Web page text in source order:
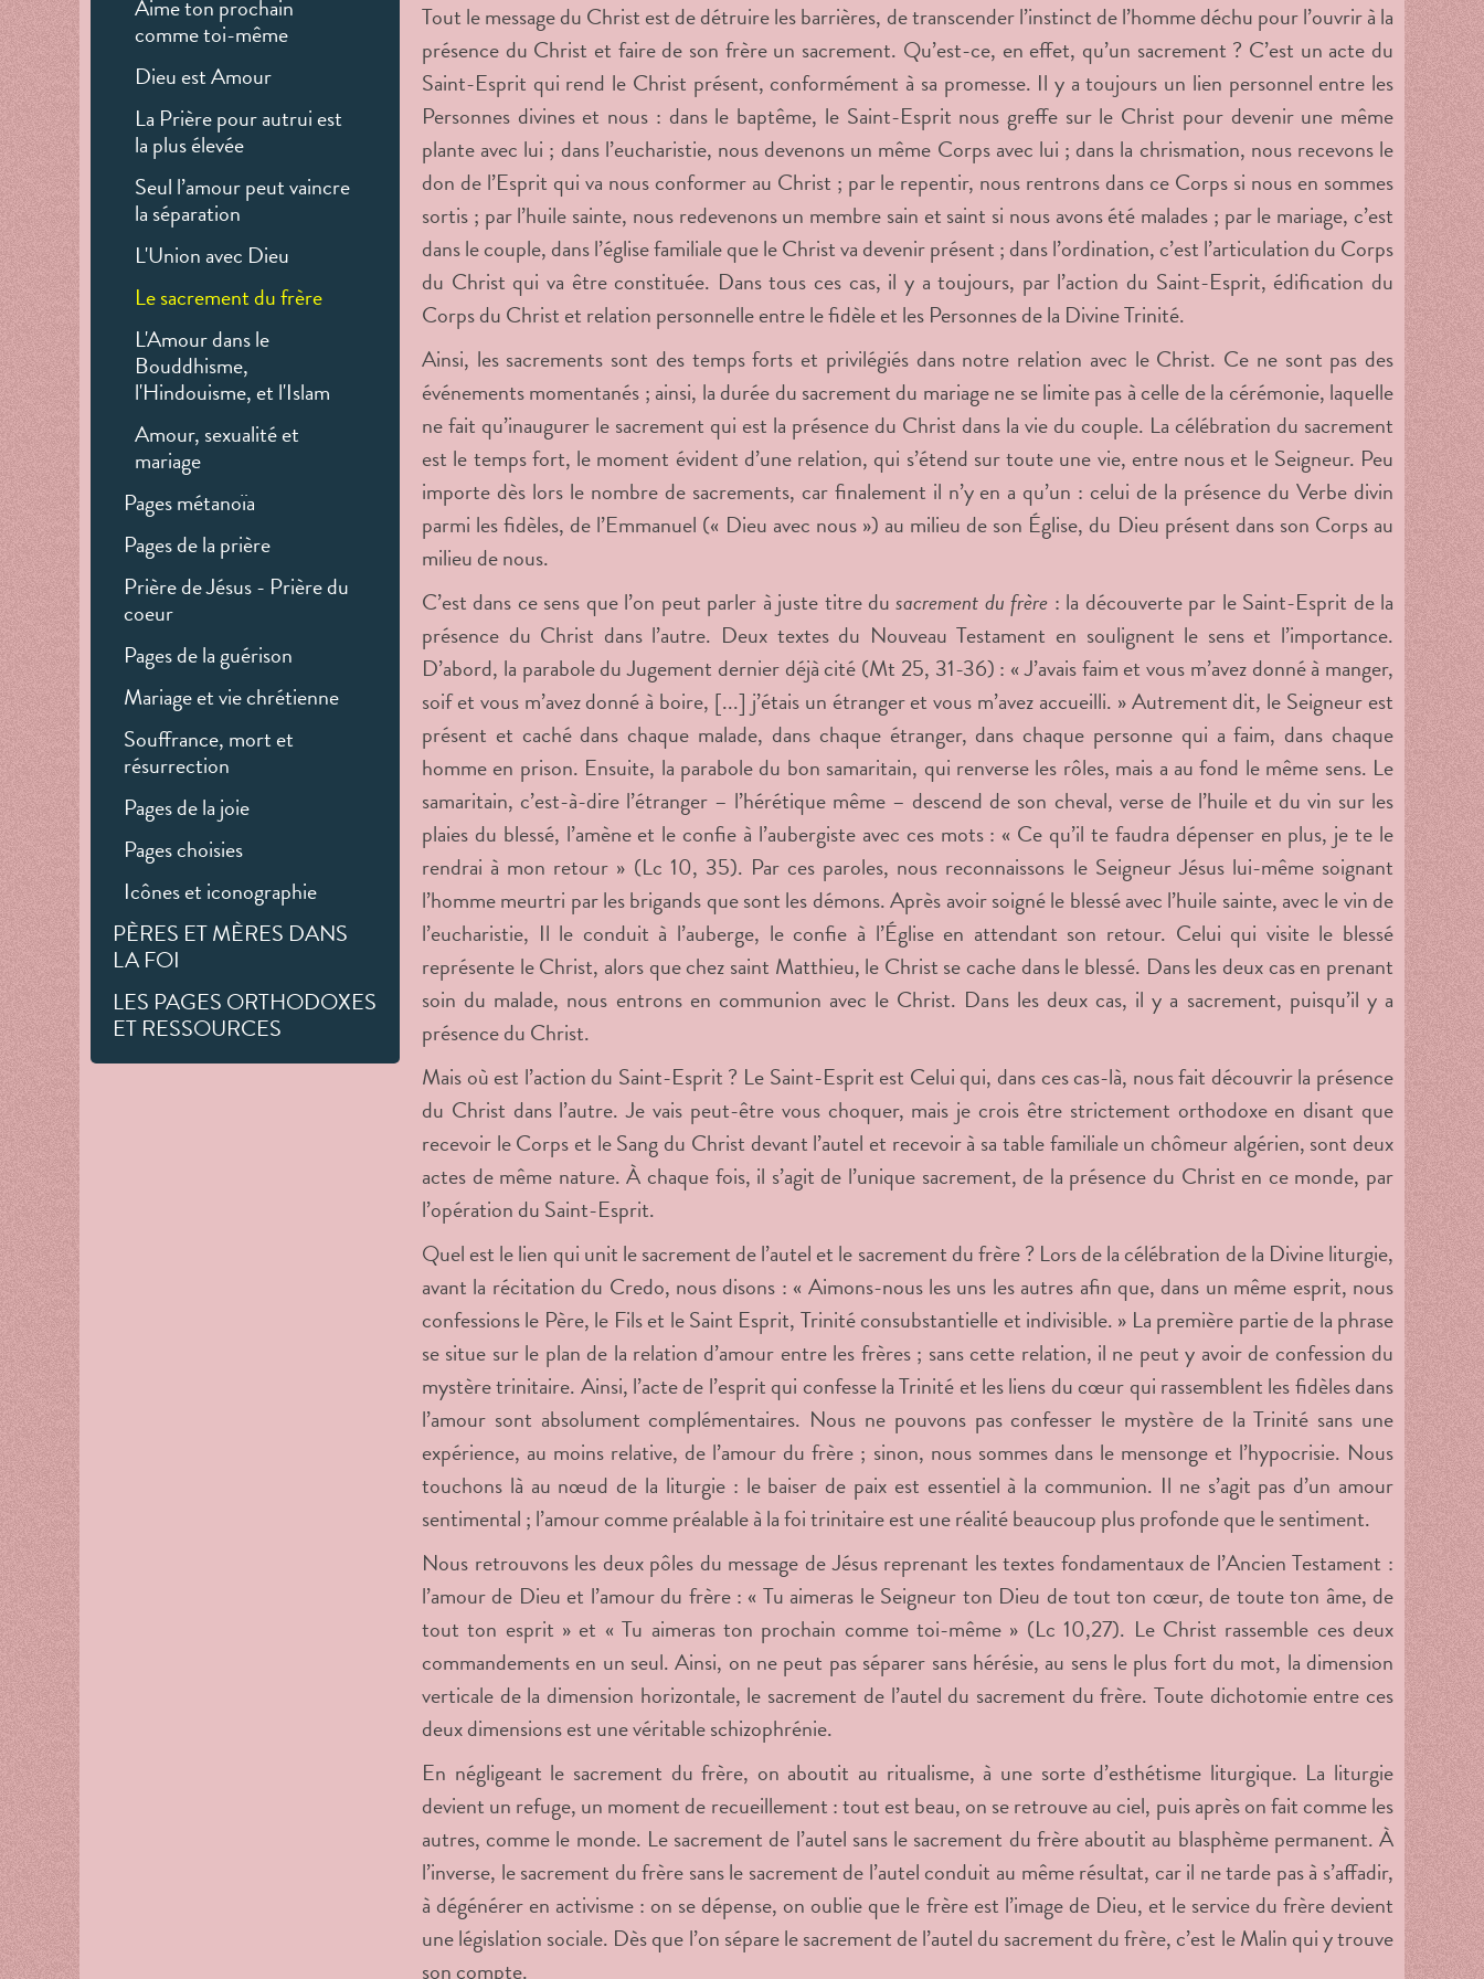
Aime ton prochain
comme toi-même
Dieu est Amour
La Prière pour autrui est
la plus élevée
Seul l’amour peut vaincre
la séparation
L'Union avec Dieu
Le sacrement du frère
L'Amour dans le
Bouddhisme,
l'Hindouisme, et l'Islam
Amour, sexualité et
mariage
Pages métanoïa
Pages de la prière
Prière de Jésus - Prière du
coeur
Pages de la guérison
Mariage et vie chrétienne
Souffrance, mort et
résurrection
Pages de la joie
Pages choisies
Icônes et iconographie
PÈRES ET MÈRES DANS
LA FOI
LES PAGES ORTHODOXES
ET RESSOURCES
Tout le message du Christ est de détruire les barrières, de transcender l’instinct de l’homme déchu pour l’ouvrir à la
présence du Christ et faire de son frère un sacrement. Qu’est-ce, en effet, qu’un sacrement ? C’est un acte du
Saint-Esprit qui rend le Christ présent, conformément à sa promesse. Il y a toujours un lien personnel entre les
Personnes divines et nous : dans le baptême, le Saint-Esprit nous greffe sur le Christ pour devenir une même
plante avec lui ; dans l’eucharistie, nous devenons un même Corps avec lui ; dans la chrismation, nous recevons le
don de l’Esprit qui va nous conformer au Christ ; par le repentir, nous rentrons dans ce Corps si nous en sommes
sortis ; par l’huile sainte, nous redevenons un membre sain et saint si nous avons été malades ; par le mariage, c’est
dans le couple, dans l’église familiale que le Christ va devenir présent ; dans l’ordination, c’est l’articulation du Corps
du Christ qui va être constituée. Dans tous ces cas, il y a toujours, par l’action du Saint-Esprit, édification du
Corps du Christ et relation personnelle entre le fidèle et les Personnes de la Divine Trinité.
Ainsi, les sacrements sont des temps forts et privilégiés dans notre relation avec le Christ. Ce ne sont pas des
événements momentanés ; ainsi, la durée du sacrement du mariage ne se limite pas à celle de la cérémonie, laquelle
ne fait qu’inaugurer le sacrement qui est la présence du Christ dans la vie du couple. La célébration du sacrement
est le temps fort, le moment évident d’une relation, qui s’étend sur toute une vie, entre nous et le Seigneur. Peu
importe dès lors le nombre de sacrements, car finalement il n’y en a qu’un : celui de la présence du Verbe divin
parmi les fidèles, de l’Emmanuel (« Dieu avec nous ») au milieu de son Église, du Dieu présent dans son Corps au
milieu de nous.
C’est dans ce sens que l’on peut parler à juste titre dusacrement du frère : la découverte par le Saint-Esprit de la
présence du Christ dans l’autre. Deux textes du Nouveau Testament en soulignent le sens et l’importance.
D’abord, la parabole du Jugement dernier déjà cité (Mt 25, 31-36) : « J’avais faim et vous m’avez donné à manger,
soif et vous m’avez donné à boire, [...] j’étais un étranger et vous m’avez accueilli. » Autrement dit, le Seigneur est
présent et caché dans chaque malade, dans chaque étranger, dans chaque personne qui a faim, dans chaque
homme en prison. Ensuite, la parabole du bon samaritain, qui renverse les rôles, mais a au fond le même sens. Le
samaritain, c’est-à-dire l’étranger – l’hérétique même – descend de son cheval, verse de l’huile et du vin sur les
plaies du blessé, l’amène et le confie à l’aubergiste avec ces mots : « Ce qu’il te faudra dépenser en plus, je te le
rendrai à mon retour » (Lc 10, 35). Par ces paroles, nous reconnaissons le Seigneur Jésus lui-même soignant
l’homme meurtri par les brigands que sont les démons. Après avoir soigné le blessé avec l’huile sainte, avec le vin de
l’eucharistie, Il le conduit à l’auberge, le confie à l’Église en attendant son retour. Celui qui visite le blessé
représente le Christ, alors que chez saint Matthieu, le Christ se cache dans le blessé. Dans les deux cas en prenant
soin du malade, nous entrons en communion avec le Christ. Dans les deux cas, il y a sacrement, puisqu’il y a
présence du Christ.
Mais où est l’action du Saint-Esprit ? Le Saint-Esprit est Celui qui, dans ces cas-là, nous fait découvrir la présence
du Christ dans l’autre. Je vais peut-être vous choquer, mais je crois être strictement orthodoxe en disant que
recevoir le Corps et le Sang du Christ devant l’autel et recevoir à sa table familiale un chômeur algérien, sont deux
actes de même nature. À chaque fois, il s’agit de l’unique sacrement, de la présence du Christ en ce monde, par
l’opération du Saint-Esprit.
Quel est le lien qui unit le sacrement de l’autel et le sacrement du frère ? Lors de la célébration de la Divine liturgie,
avant la récitation du Credo, nous disons : « Aimons-nous les uns les autres afin que, dans un même esprit, nous
confessions le Père, le Fils et le Saint Esprit, Trinité consubstantielle et indivisible. » La première partie de la phrase
se situe sur le plan de la relation d’amour entre les frères ; sans cette relation, il ne peut y avoir de confession du
mystère trinitaire. Ainsi, l’acte de l’esprit qui confesse la Trinité et les liens du cœur qui rassemblent les fidèles dans
l’amour sont absolument complémentaires. Nous ne pouvons pas confesser le mystère de la Trinité sans une
expérience, au moins relative, de l’amour du frère ; sinon, nous sommes dans le mensonge et l’hypocrisie. Nous
touchons là au nœud de la liturgie : le baiser de paix est essentiel à la communion. Il ne s’agit pas d’un amour
sentimental ; l’amour comme préalable à la foi trinitaire est une réalité beaucoup plus profonde que le sentiment.
Nous retrouvons les deux pôles du message de Jésus reprenant les textes fondamentaux de l’Ancien Testament :
l’amour de Dieu et l’amour du frère : « Tu aimeras le Seigneur ton Dieu de tout ton cœur, de toute ton âme, de
tout ton esprit » et « Tu aimeras ton prochain comme toi-même » (Lc 10,27). Le Christ rassemble ces deux
commandements en un seul. Ainsi, on ne peut pas séparer sans hérésie, au sens le plus fort du mot, la dimension
verticale de la dimension horizontale, le sacrement de l’autel du sacrement du frère. Toute dichotomie entre ces
deux dimensions est une véritable schizophrénie.
En négligeant le sacrement du frère, on aboutit au ritualisme, à une sorte d’esthétisme liturgique. La liturgie
devient un refuge, un moment de recueillement : tout est beau, on se retrouve au ciel, puis après on fait comme les
autres, comme le monde. Le sacrement de l’autel sans le sacrement du frère aboutit au blasphème permanent. À
l’inverse, le sacrement du frère sans le sacrement de l’autel conduit au même résultat, car il ne tarde pas à s’affadir,
à dégénérer en activisme : on se dépense, on oublie que le frère est l’image de Dieu, et le service du frère devient
une législation sociale. Dès que l’on sépare le sacrement de l’autel du sacrement du frère, c’est le Malin qui y trouve
son compte.